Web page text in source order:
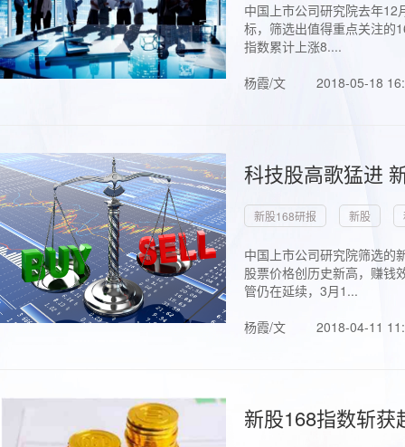
中国上市公司研究院去年
标，筛选出值得重点关注的
指数累计上涨8....
杨霞/文
2018-05-18
科技股高歌猛进
新股168研报 新股
中国上市公司研究院筛选的
股票价格创历史新高，赚钱
管仍在延续，3月1...
杨霞/文
2018-04-11
新股168指数斩